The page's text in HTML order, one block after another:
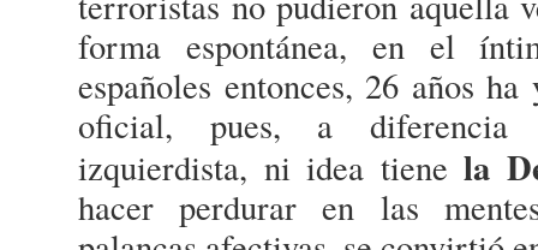
forma espontánea, en el
españoles entonces, 26 años
oficial, pues, a
izquierdista, ni idea tiene la
hacer perdurar en las